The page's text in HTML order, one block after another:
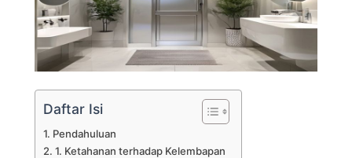
Daftar Isi
Pendahuluan
1. Ketahanan terhadap Kelembapan